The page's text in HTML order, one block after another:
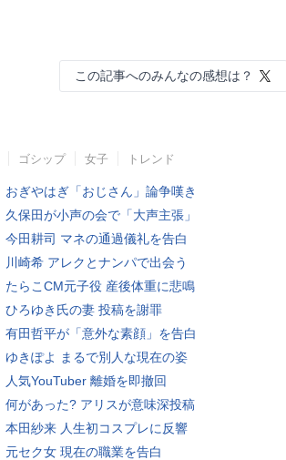
この記事へのみんなの感想は？
ゴシップ 女子 トレンド
おぎやはぎ「おじさん」論争嘆き
久保田が小声の会で「大声主張」
今田耕司 マネの通過儀礼を告白
川崎希 アレクとナンパで出会う
たらこCM元子役 産後体重に悲鳴
ひろゆき氏の妻 投稿を謝罪
有田哲平が「意外な素顔」を告白
ゆきぽよ まるで別人な現在の姿
人気YouTuber 離婚を即撤回
何があった? アリスが意味深投稿
本田紗来 人生初コスプレに反響
元セク女 現在の職業を告白